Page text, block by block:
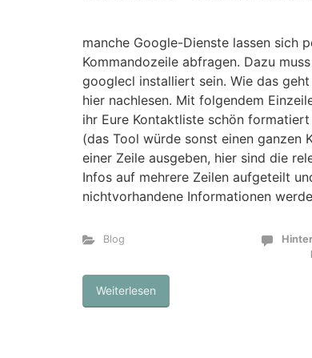
manche Google-Dienste lassen sich
Kommandozeile abfragen. Dazu
googlecl installiert sein. Wie das
hier nachlesen. Mit folgendem
ihr Eure Kontaktliste schön
(das Tool würde sonst einen ganzen
einer Zeile ausgeben, hier sind die
Infos auf mehrere Zeilen aufgeteilt
nichtvorhandene Informationen
Blog
Weiterlesen